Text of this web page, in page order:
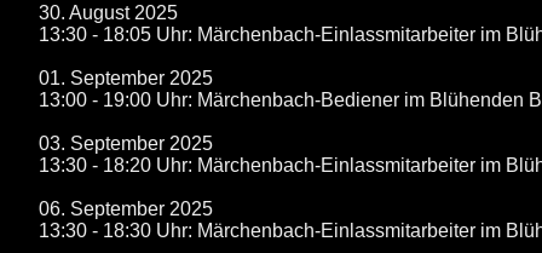
30. August 2025
13:30 - 18:05 Uhr: Märchenbach-Einlassmitarbeiter im
01. September 2025
13:00 - 19:00 Uhr: Märchenbach-Bediener im Blühenden
03. September 2025
13:30 - 18:20 Uhr: Märchenbach-Einlassmitarbeiter im
06. September 2025
13:30 - 18:30 Uhr: Märchenbach-Einlassmitarbeiter im